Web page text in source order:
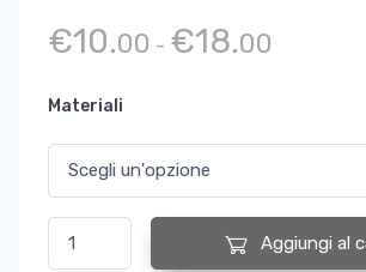
€10.00 - €18.00
Materiali
Fermacoppo intermedio - 100 PZ quantità
Aggiungi al